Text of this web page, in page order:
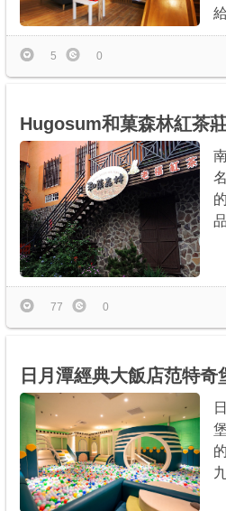
5 0
Hugosum和菓森林紅茶
77 0
日月潭經典大飯店范特奇